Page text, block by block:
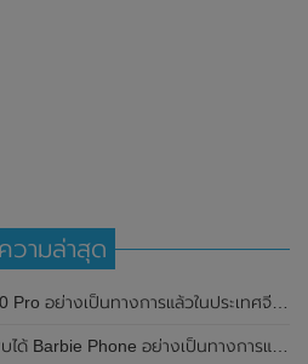
วามล่าสุด
อมดีไซน์พรีเมี่ยม ทนทาน และแบตเตอรี่สุดอึดขนาดใหญ่ 6,500mAh พร้อมรองรับการชาร์จไว 80W
อย่างเป็นทางการแล้ว มาพร้อมธีมสีชมพูสดใส